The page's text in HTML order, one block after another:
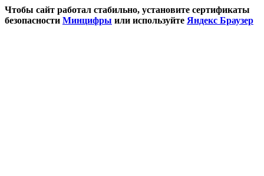
Чтобы сайт работал стабильно, установите сертификаты
безопасности Минцифры или используйте Яндекс Браузер